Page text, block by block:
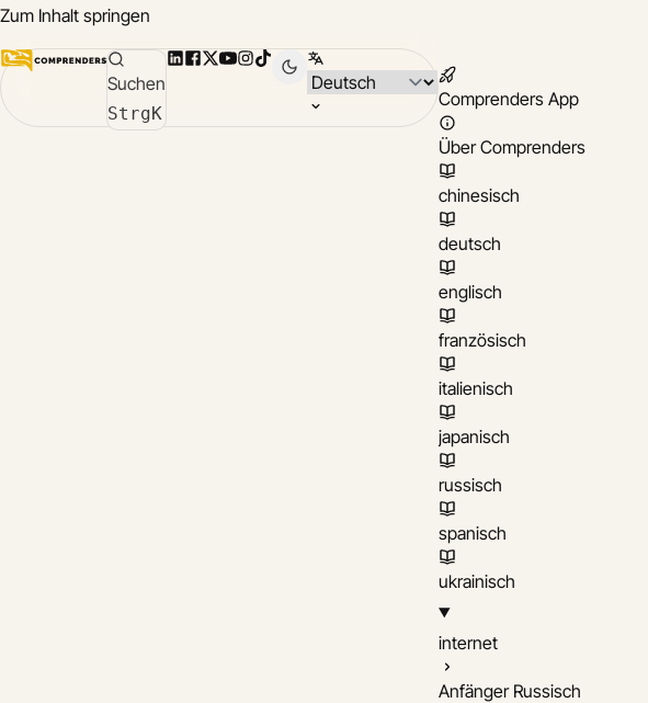
Zum Inhalt springen
Suchen
StrgK
LinkedIn
Facebook
X YouTube
Instagram
TikTok Sprache wählen
Comprenders App
Über Comprenders
chinesisch
deutsch
englisch
französisch
italienisch
japanisch
russisch
spanisch
ukrainisch
internet
Anfänger Russisch